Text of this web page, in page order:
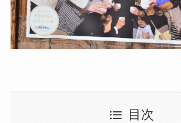
目次